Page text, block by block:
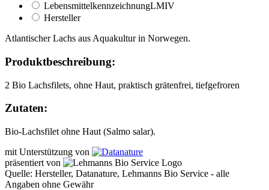
LebensmittelkennzeichnungLMIV
Hersteller
Atlantischer Lachs aus Aquakultur in Norwegen.
Produktbeschreibung:
2 Bio Lachsfilets, ohne Haut, praktisch grätenfrei, tiefgefroren
Zutaten:
Bio-Lachsfilet ohne Haut (Salmo salar).
mit Unterstützung von
präsentiert von
Quelle: Hersteller, Datanature, Lehmanns Bio Service - alle
Angaben ohne Gewähr